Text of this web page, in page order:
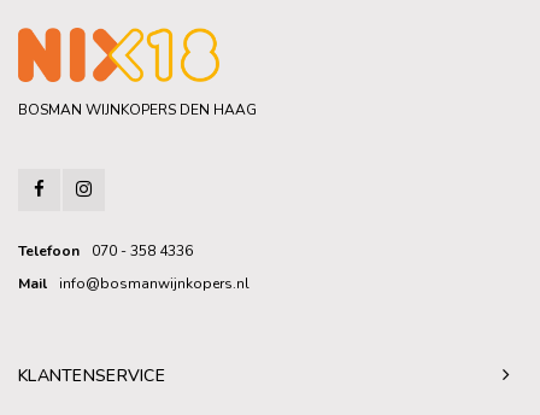
BOSMAN WIJNKOPERS DEN HAAG
Telefoon
070 - 358 4336
Mail
info@bosmanwijnkopers.nl
KLANTENSERVICE